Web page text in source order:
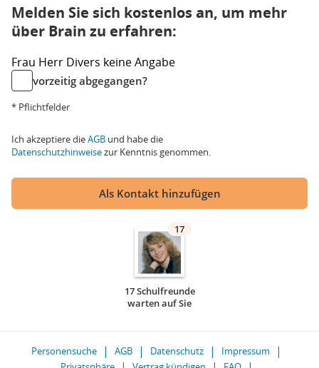
Melden Sie sich kostenlos an, um mehr
über Brain zu erfahren:
Frau Herr Divers keine Angabe
vorzeitig abgegangen?
* Pflichtfelder
Ich akzeptiere dieAGB und habe die
Datenschutzhinweisezur Kenntnis genommen.
Als Kontakt hinzufügen
17
17 Schulfreunde
warten auf Sie
Personensuche AGB Datenschutz
Impressum